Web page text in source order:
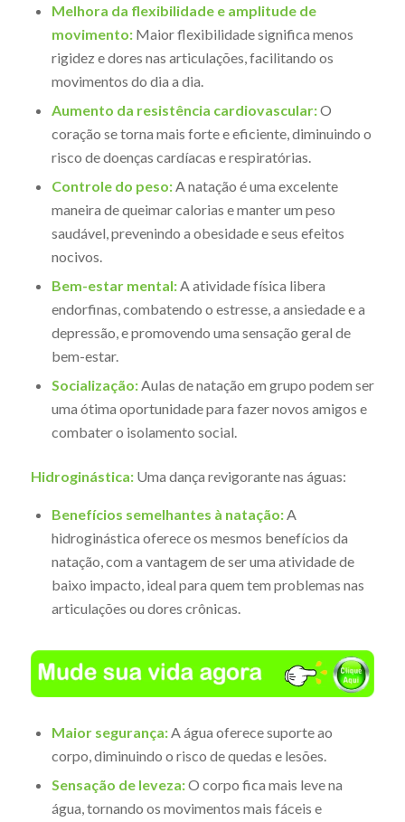
Melhora da flexibilidade e amplitude de
movimento:Maior flexibilidade significa menos
rigidez e dores nas articulações, facilitando os
movimentos do dia a dia.
Aumento da resistência cardiovascular:O
coração se torna mais forte e eficiente, diminuindo o
risco de doenças cardíacas e respiratórias.
Controle do peso:A natação é uma excelente
maneira de queimar calorias e manter um peso
saudável, prevenindo a obesidade e seus efeitos
nocivos.
Bem-estar mental:A atividade física libera
endorfinas, combatendo o estresse, a ansiedade e a
depressão, e promovendo uma sensação geral de
bem-estar.
Socialização:Aulas de natação em grupo podem ser
uma ótima oportunidade para fazer novos amigos e
combater o isolamento social.
Hidroginástica:Uma dança revigorante nas águas:
Benefícios semelhantes à natação:A
hidroginástica oferece os mesmos benefícios da
natação, com a vantagem de ser uma atividade de
baixo impacto, ideal para quem tem problemas nas
articulações ou dores crônicas.
Maior segurança:A água oferece suporte ao
corpo, diminuindo o risco de quedas e lesões.
Sensação de leveza:O corpo fica mais leve na
água, tornando os movimentos mais fáceis e